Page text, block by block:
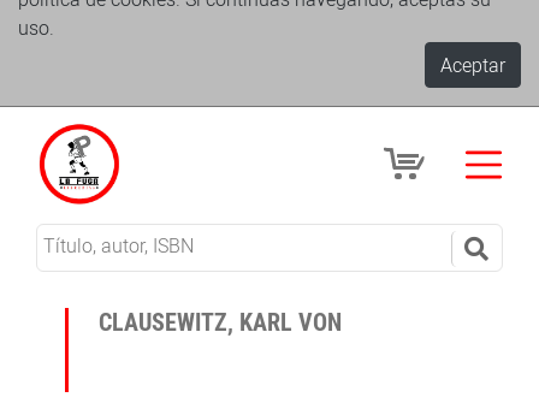
uso.
Aceptar
CLAUSEWITZ, KARL VON